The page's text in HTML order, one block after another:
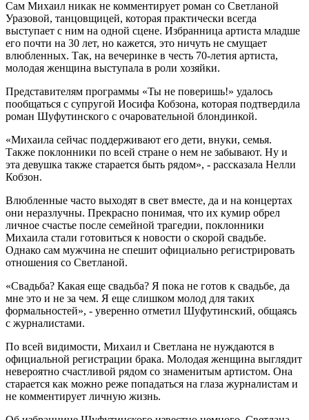
Сам Михаил никак не комментирует роман со Светланой
Уразовой, танцовщицей, которая практически всегда
выступает с ним на одной сцене. Избранница артиста младше
его почти на 30 лет, но кажется, это ничуть не смущает
влюбленных. Так, на вечеринке в честь 70-летия артиста,
молодая женщина выступала в роли хозяйки.
Представителям программы «Ты не поверишь!» удалось
пообщаться с супругой Иосифа Кобзона, которая подтвердила
роман Шуфутинского с очаровательной блондинкой.
«Михаила сейчас поддерживают его дети, внуки, семья.
Также поклонники по всей стране о нем не забывают. Ну и
эта девушка также старается быть рядом», - рассказала Нелли
Кобзон.
Влюбленные часто выходят в свет вместе, да и на концертах
они неразлучны. Прекрасно понимая, что их кумир обрел
личное счастье после семейной трагедии, поклонники
Михаила стали готовиться к новости о скорой свадьбе.
Однако сам мужчина не спешит официально регистрировать
отношения со Светланой.
«Свадьба? Какая еще свадьба? Я пока не готов к свадьбе, да
мне это и не за чем. Я еще слишком молод для таких
формальностей», - уверенно отметил Шуфутинский, общаясь
с журналистами.
По всей видимости, Михаил и Светлана не нуждаются в
официальной регистрации брака. Молодая женщина выглядит
невероятно счастливой рядом со знаменитым артистом. Она
старается как можно реже попадаться на глаза журналистам и
не комментирует личную жизнь.